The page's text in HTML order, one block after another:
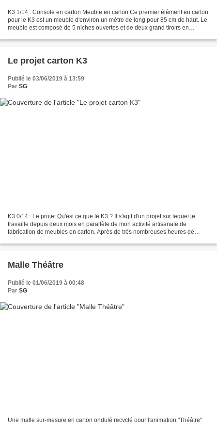
K3 1/14 : Console en carton Meuble en carton Ce premier élément en carton
pour le K3 est un meuble d'environ un mètre de long pour 85 cm de haut. Le
meuble est composé de 5 niches ouvertes et de deux grand tiroirs en
Le projet carton K3
Publié le 03/06/2019 à 13:59
Par SG
K3 0/14 : Le projet Qu'est ce que le K3 ? Il s'agit d'un projet sur lequel je
travaille depuis deux mois en parallèle de mon activité artisanale de
fabrication de meubles en carton. Après de très nombreuses heures de
Malle Théâtre
Publié le 01/06/2019 à 00:48
Par SG
Une malle sur-mesure en carton ondulé recyclé pour l'animation "Théâtre"